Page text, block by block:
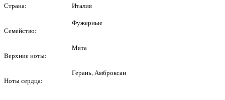
Страна: Италия
Семейство:
Фужерные
Верхние ноты:
Мята
Ноты сердца:
Герань, Амброксан